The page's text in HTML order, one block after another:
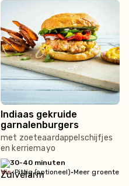
Indiaas gekruide
garnalenburgers
met zoeteaardappelschijfjes
en kerriemayo
30-40 minuten
vis•Pittig (optioneel)•Meer groente